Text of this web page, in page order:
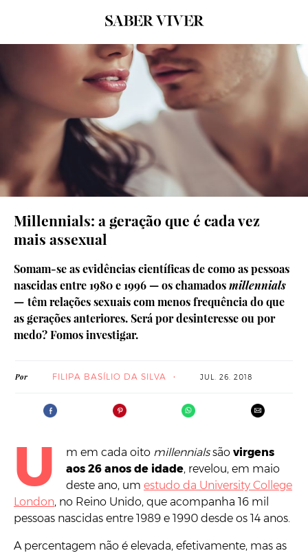
Millennials: a geração que é cada vez
mais assexual
Somam-se as evidências científicas de como as pessoas
nascidas entre 1980 e 1996 — os chamadosmillennials
— têm relações sexuais com menos frequência do que
as gerações anteriores. Será por desinteresse ou por
medo? Fomos investigar.
Por FILIPA BASÍLIO DA SILVA JUL. 26. 2018
U m em cada oito millennialssão virgens
aos 26 anos de idade, revelou, em maio
deste ano, um estudo da University College
London, no Reino Unido, que acompanha 16 mil
pessoas nascidas entre 1989 e 1990 desde os 14 anos.
A percentagem não é elevada, efetivamente, mas as